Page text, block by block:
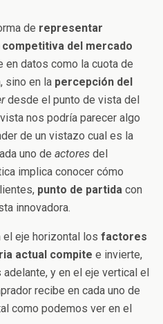
de representar
del mercado
en datos como la cuota de
sino en la percepción del
desde el punto de vista del
nos podría parecer algo
de un vistazo cual es la
uno de actores del
implica conocer cómo
punto de partida con
innovadora.
el eje horizontal los factores
actual compite e invierte,
y en el eje vertical el
recibe en cada uno de
como podemos ver en el